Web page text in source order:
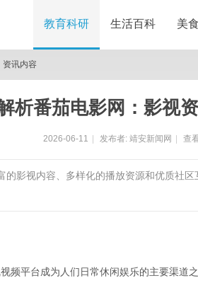
教育科研 生活百科 美
资讯内容
析番茄电影网：影视
2026-06-11 发布者: 靖安新闻网 查
的影视内容、多样化的播放资源和优质社
频平台成为人们日常休闲娱乐的主要渠道